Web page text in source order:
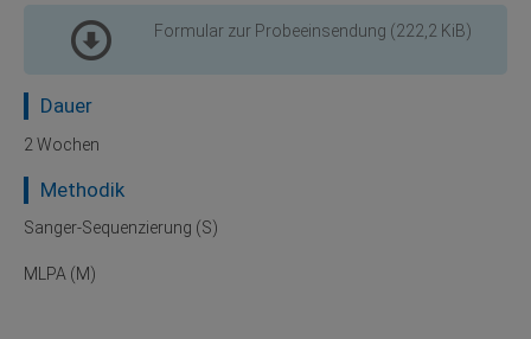
Formular zur Probeeinsendung (222,2 KiB)
Dauer
2 Wochen
Methodik
Sanger-Sequenzierung (S)
MLPA (M)